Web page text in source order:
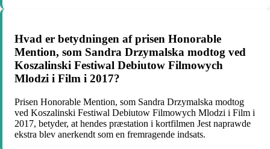
Hvad er betydningen af prisen Honorable
Mention, som Sandra Drzymalska modtog ved
Koszalinski Festiwal Debiutow Filmowych
Mlodzi i Film i 2017?
Prisen Honorable Mention, som Sandra Drzymalska modtog
ved Koszalinski Festiwal Debiutow Filmowych Mlodzi i Film i
2017, betyder, at hendes præstation i kortfilmen Jest naprawde
ekstra blev anerkendt som en fremragende indsats.